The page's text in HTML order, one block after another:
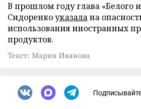
В прошлом году глава «Белого
Сидоренкоуказалана
использования иностранных
продуктов.
Текст: Мария Иванова